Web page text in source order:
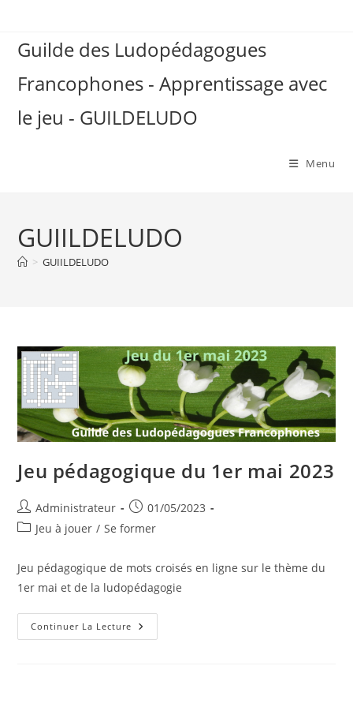
contentGuilde des Ludopédagogues
Francophones - Apprentissage avec
le jeu - GUILDELUDO
Menu
GUIILDELUDO
> GUIILDELUDO
Jeu pédagogique du 1er mai 2023
Auteur/autrice
de
Administrateur
Publication
publiée :
01/05/2023
PostJeu à jouer / Se former
Jeu pédagogique de mots croisés en ligne sur le thème du
1er mai et de la ludopédagogie
Continuer La Lecture Jeu
Pédagogique